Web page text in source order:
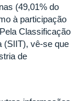
(49,01% do
à participação
Classificação
(SIIT), vê-se que
de